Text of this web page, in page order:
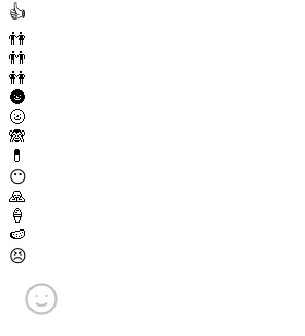
👍
👫
👬
👭
🌚
🌝
🙈
💊
😶
🙏
🍦
🍉
😣